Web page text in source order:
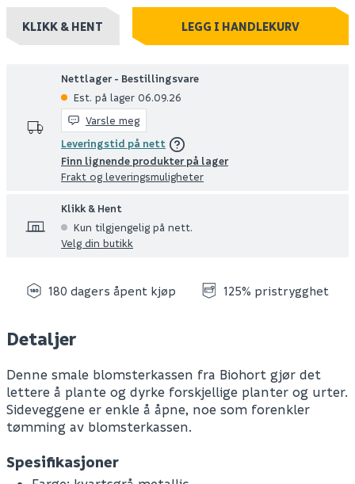
KLIKK & HENT LEGG I HANDLEKURV
Nettlager - Bestillingsvare
Est. på lager 06.09.26
Varsle meg
Leveringstid på nett
Finn lignende produkter på lager
Frakt og leveringsmuligheter
Klikk & Hent
Kun tilgjengelig på nett.
Velg din butikk
180 dagers åpent kjøp 125% pristrygghet
Detaljer
Denne smale blomsterkassen fra Biohort gjør det
lettere å plante og dyrke forskjellige planter og urter.
Sideveggene er enkle å åpne, noe som forenkler
tømming av blomsterkassen.
Spesifikasjoner